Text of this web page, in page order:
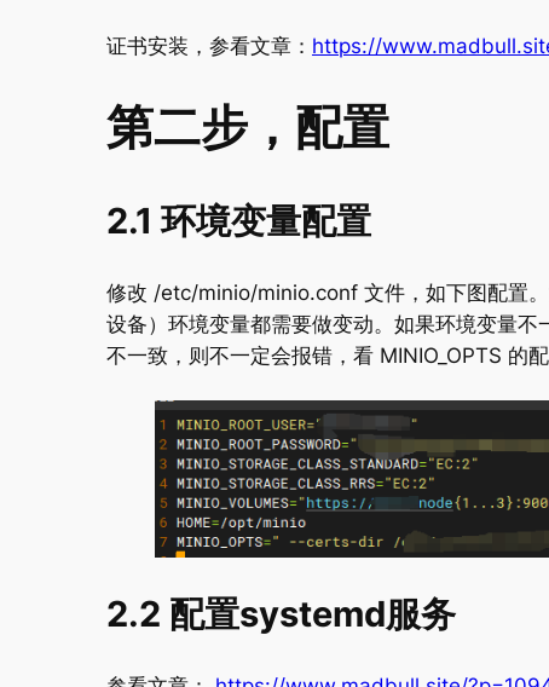
证书安装，参看文章： https://
第二步，配置
2.1 环境变量配置
修改 /etc/minio/minio.conf 文件，如下图配置。
设备）环境变量都需要做变动。如果环境变量
不一致，则不一定会报错，看 MINIO_OPTS 的配
2.2 配置systemd服务